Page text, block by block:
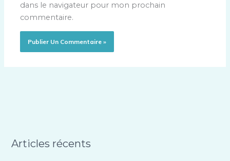
dans le navigateur pour mon prochain
commentaire.
Articles récents